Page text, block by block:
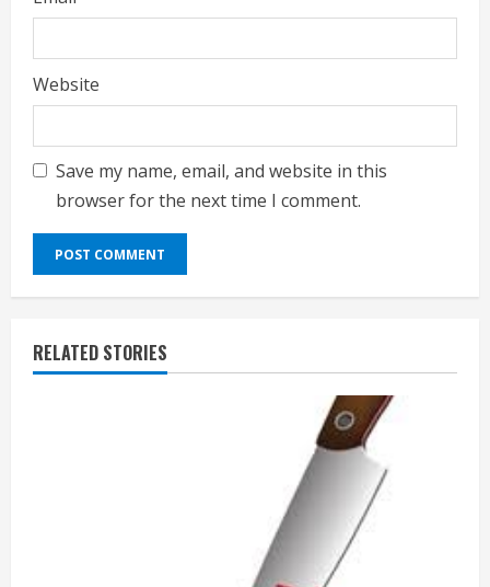
Website
Save my name, email, and website in this
browser for the next time I comment.
RELATED STORIES